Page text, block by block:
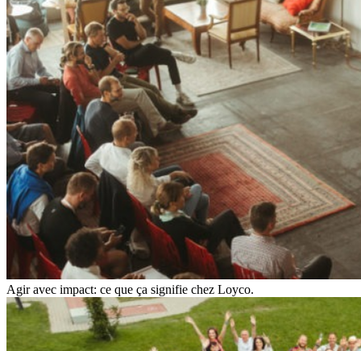
Agir avec impact: ce que ça signifie chez Loyco.